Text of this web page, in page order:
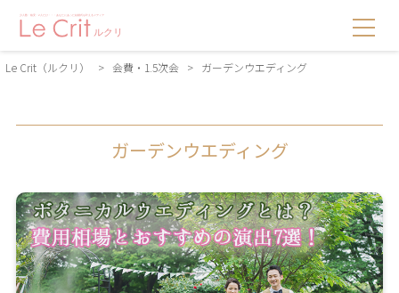
Le Crit（ルクリ） > 会費・1.5次会 > ガーデンウエディング
ガーデンウエディング